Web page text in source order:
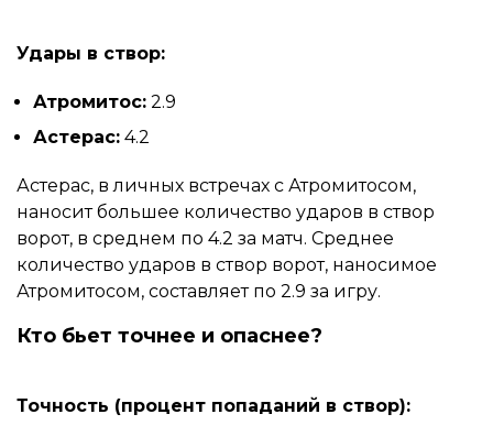
Удары в створ:
Атромитос: 2.9
Астерас: 4.2
Астерас, в личных встречах с Атромитосом,
наносит большее количество ударов в створ
ворот, в среднем по 4.2 за матч. Среднее
количество ударов в створ ворот, наносимое
Атромитосом, составляет по 2.9 за игру.
Кто бьет точнее и опаснее?
Точность (процент попаданий в створ):